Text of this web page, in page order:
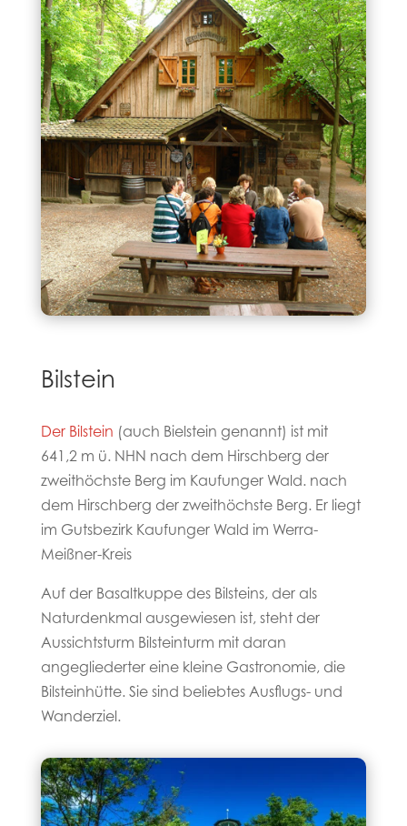
Bilstein
Der Bilstein (auch Bielstein genannt) ist mit
641,2 m ü. NHN nach dem Hirschberg der
zweithöchste Berg im Kaufunger Wald. nach
dem Hirschberg der zweithöchste Berg. Er liegt
im Gutsbezirk Kaufunger Wald im Werra-
Meißner-Kreis
Auf der Basaltkuppe des Bilsteins, der als
Naturdenkmal ausgewiesen ist, steht der
Aussichtsturm Bilsteinturm mit daran
angegliederter eine kleine Gastronomie, die
Bilsteinhütte. Sie sind beliebtes Ausflugs- und
Wanderziel.